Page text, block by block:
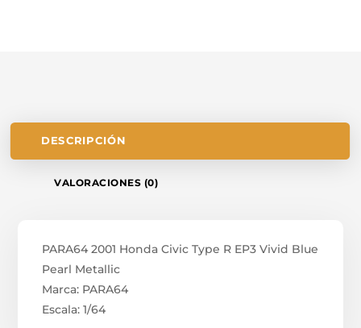
DESCRIPCIÓN
VALORACIONES (0)
PARA64 2001 Honda Civic Type R EP3 Vivid Blue
Pearl Metallic
Marca: PARA64
Escala: 1/64